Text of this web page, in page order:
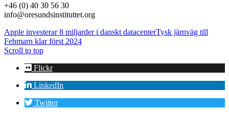
+46 (0) 40 30 56 30
info@oresundsinstituttet.org
Apple investerar 8 miljarder i danskt datacenterTysk järnväg till
Fehmarn klar först 2024
Scroll to top
Flickr
LinkedIn
Twitter